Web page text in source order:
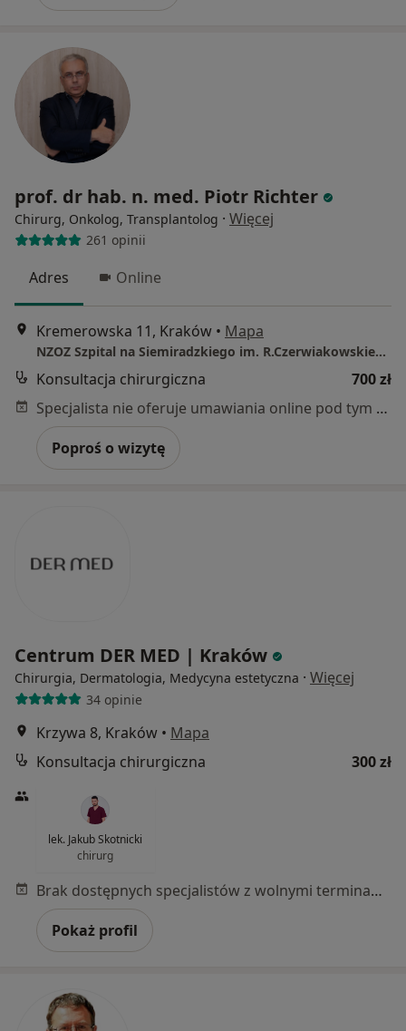
prof. dr hab. n. med. Piotr Richter
Chirurg, Onkolog, Transplantolog · Więcej
261 opinii
Adres Online
Kremerowska 11, Kraków • Mapa
NZOZ Szpital na Siemiradzkiego im. R.Czerwiakowskiego Sp. z o.o.
Konsultacja chirurgiczna
700 zł
Specjalista nie oferuje umawiania online pod tym adresem.
Poproś o wizytę
Centrum DER MED | Kraków
Chirurgia, Dermatologia, Medycyna estetyczna · Więcej
34 opinie
Krzywa 8, Kraków • Mapa
Konsultacja chirurgiczna
300 zł
lek. Jakub Skotnicki
chirurg
Brak dostępnych specjalistów z wolnymi terminami w tym centrum medycznym.
Pokaż profil